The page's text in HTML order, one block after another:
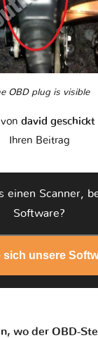
OBD plug is visible
david geschickt
Ihren Beitrag
einen Scanner,
Software?
sich unsere
wo der OBD-